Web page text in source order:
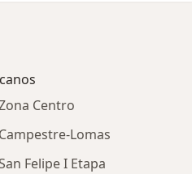
Centro
Lomas
Felipe I Etapa